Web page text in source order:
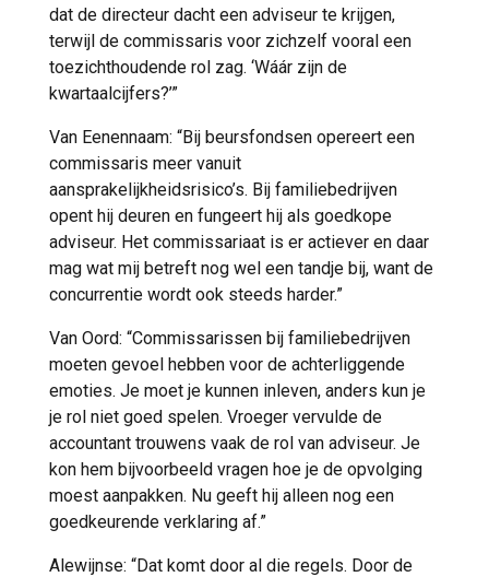
dat de directeur dacht een adviseur te krijgen,
terwijl de commissaris voor zichzelf vooral een
toezichthoudende rol zag. ‘Wáár zijn de
kwartaalcijfers?’”
Van Eenennaam: “Bij beursfondsen opereert een
commissaris meer vanuit
aansprakelijkheidsrisico’s. Bij familiebedrijven
opent hij deuren en fungeert hij als goedkope
adviseur. Het commissariaat is er actiever en daar
mag wat mij betreft nog wel een tandje bij, want de
concurrentie wordt ook steeds harder.”
Van Oord: “Commissarissen bij familiebedrijven
moeten gevoel hebben voor de achterliggende
emoties. Je moet je kunnen inleven, anders kun je
je rol niet goed spelen. Vroeger vervulde de
accountant trouwens vaak de rol van adviseur. Je
kon hem bijvoorbeeld vragen hoe je de opvolging
moest aanpakken. Nu geeft hij alleen nog een
goedkeurende verklaring af.”
Alewijnse: “Dat komt door al die regels. Door de